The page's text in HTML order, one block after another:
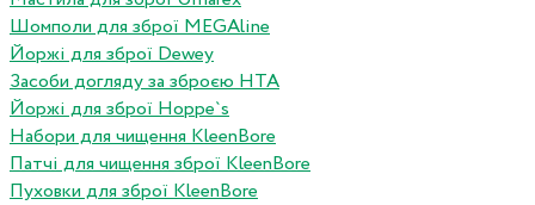
Шомполи для зброї MEGAline
Йоржі для зброї Dewey
Засоби догляду за зброєю HTA
Йоржі для зброї Hoppe`s
Набори для чищення KleenBore
Патчі для чищення зброї KleenBore
Пуховки для зброї KleenBore